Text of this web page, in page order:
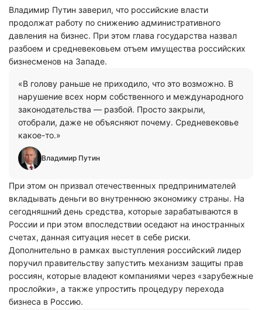
Владимир Путин заверил, что российские власти
продолжат работу по снижению административного
давления на бизнес. При этом глава государства назвал
разбоем и средневековьем отъем имущества российских
бизнесменов на Западе.
«В голову раньше не приходило, что это возможно. В
нарушение всех норм собственного и международного
законодательства — разбой. Просто закрыли,
отобрали, даже не объясняют почему. Средневековье
какое-то.»
Владимир Путин
При этом он призвал отечественных предпринимателей
вкладывать деньги во внутреннюю экономику страны. На
сегодняшний день средства, которые зарабатываются в
России и при этом впоследствии оседают на иностранных
счетах, данная ситуация несет в себе риски.
Дополнительно в рамках выступления российский лидер
поручил правительству запустить механизм защиты прав
россиян, которые владеют компаниями через «зарубежные
прослойки», а также упростить процедуру перехода
бизнеса в Россию.